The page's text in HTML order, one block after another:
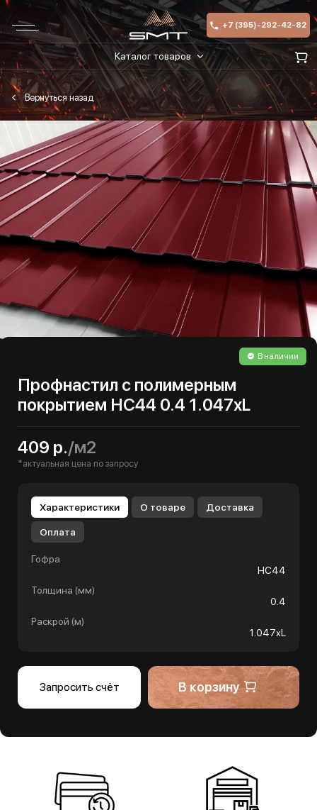
+7 (395)-292-42-82
Каталог товаров
В наличии
Профнастил с полимерным
покрытием НС44 0.4 1.047хL
409 р./м2
*актуальная цена по запросу
Характеристики О товаре Доставка
Оплата
Гофра
НС44
Толщина (мм)
0.4
Раскрой (м)
1.047хL
Запросить счёт В корзину